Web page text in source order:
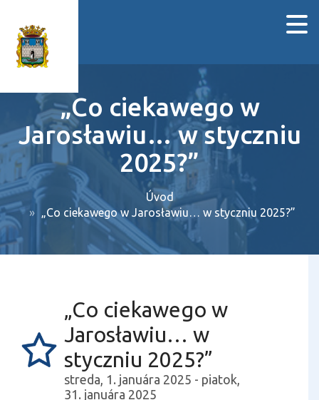
„Co ciekawego w
Jarosławiu… w styczniu
2025?”
Úvod
„Co ciekawego w Jarosławiu… w styczniu 2025?”
„Co ciekawego w
Jarosławiu… w
styczniu 2025?”
streda, 1. januára 2025 - piatok,
31. januára 2025